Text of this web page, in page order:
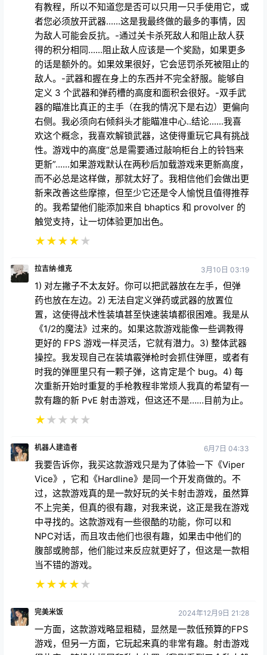
有教程，所以不知道您是否可以只用一只手使用它，或
者您必须放开武器......这是我最终做的最多的事情，因
为敌人可能会反抗。-通过关卡杀死敌人和阻止敌人获
得的积分相同......阻止敌人应该是一个奖励，如果更多
的话是额外的。如果效果很好，它会惩罚杀死被阻止的
敌人。-武器和握在身上的东西并不完全舒服。能够自
定义 3 个武器和弹药槽的高度和面积会很好。-双手武
器的瞄准比真正的主手（在我的情况下是右边）更偏向
右侧。我必须向右倾斜头才能瞄准中心..结论......我喜
欢这个概念，我喜欢解锁武器，这使得重玩它具有挑战
性。游戏中的高度“总是需要通过敲响柜台上的铃铛来
更新”......如果游戏默认在两秒后加载游戏来更新高度，
而不必总是这样做，那就太好了。我相信他们会做出更
新来改善这些摩擦，但至少它还是令人愉悦且值得推荐
的。我希望他们能添加来自 bhaptics 和 provolver 的
触觉支持，让一切体验更加出色。
★★★★★
拉吉纳·维克 3月10日 03:19
1) 对左撇子不太友好。你可以把武器放在左手，但弹
药也放在左边。2) 无法自定义弹药或武器的放置位
置，这使得战术性装填甚至快速装填都很困难。我是从
《1/2的魔法》过来的。如果这款游戏能像一些调教得
更好的 FPS 游戏一样灵活，它就有潜力。3) 整体武器
操控。我发现自己在装填霰弹枪时会抓住弹匣，或者有
时我的弹匣里只有一颗子弹，这肯定是个 bug。4) 每
次重新开始时重复的手枪教程非常烦人我真的希望有一
款有趣的新 PvE 射击游戏，但这还不是……目前为止。
★★ ★ ★ ★
机器人建造者 6月7日 04:33
我要告诉你，我买这款游戏只是为了体验一下《Viper
Vice》，它和《Hardline》是同一个开发商做的。不
过，这款游戏真的是一款好玩的关卡射击游戏，虽然算
不上完美，但真的很有趣，对我来说，这正是我在游戏
中寻找的。这款游戏有一些很酷的功能，你可以和
NPC对话，而且攻击他们也很有趣，如果击中他们的
腹部或胯部，他们能过来反应就更好了，但这是一款相
当不错的游戏。
★★★★★
完美米饭 2024年12月9日 21:28
一方面，这款游戏略显粗糙，显然是一款低预算的FPS
游戏，但另一方面，它玩起来真的非常有趣。射击游戏